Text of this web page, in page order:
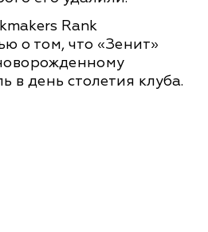
Rank
о том, что «Зенит»
в день столетия клуба.